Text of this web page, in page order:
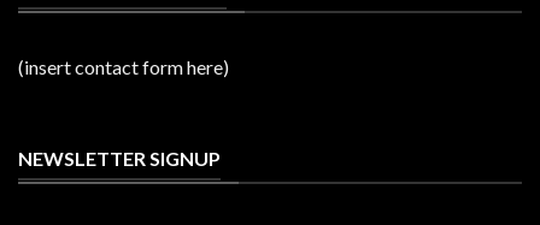
(insert contact form here)
NEWSLETTER SIGNUP